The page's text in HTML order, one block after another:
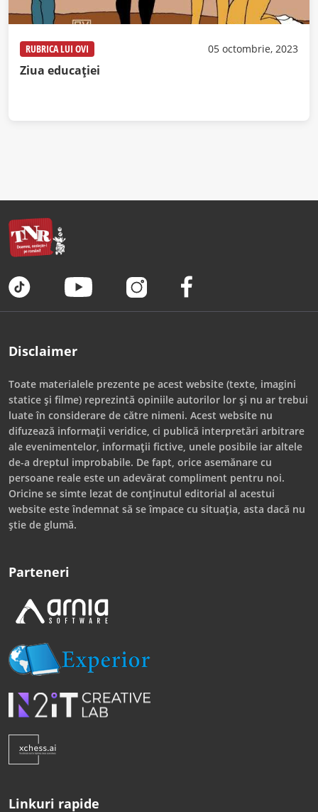
RUBRICA LUI OVI 05 octombrie, 2023
Ziua educației
Disclaimer
Toate materialele prezente pe acest website (texte, imagini
statice și filme) reprezintă opiniile autorilor lor și nu ar trebui
luate în considerare de către nimeni. Acest website nu
difuzează informații veridice, ci publică interpretări arbitrare
ale evenimentelor, informații fictive, unele posibile iar altele
de-a dreptul improbabile. De fapt, orice asemănare cu
persoane reale este un adevărat compliment pentru noi.
Oricine se simte lezat de conținutul editorial al acestui
website este îndemnat să se împace cu situația, asta dacă nu
știe de glumă.
Parteneri
Linkuri rapide